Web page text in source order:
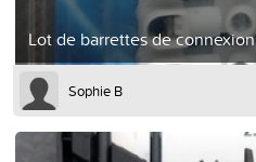
Lot de barrettes de connexion
Sophie B